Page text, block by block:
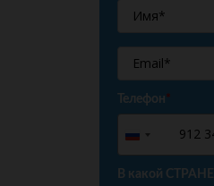
Телефон*
Russia
+7
В какой СТРАНЕ